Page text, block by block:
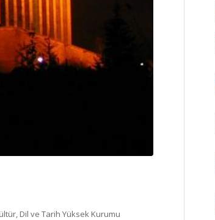
Dil ve Tarih Yüksek Kurumu